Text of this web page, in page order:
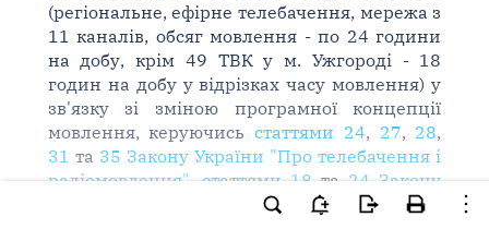
(регіональне, ефірне телебачення, мережа з
11 каналів, обсяг мовлення - по 24 години
на добу, крім 49 ТВК у м. Ужгороді - 18
годин на добу у відрізках часу мовлення) у
зв'язку зі зміною програмної концепції
мовлення, керуючисьстаттями 24, 27, 28,
31 та 35 Закону України "Про телебачення і
радіомовлення", статтями 18 та 24 Закону
України "Про Національну раду України з